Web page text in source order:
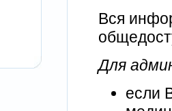
Вся
Для
если